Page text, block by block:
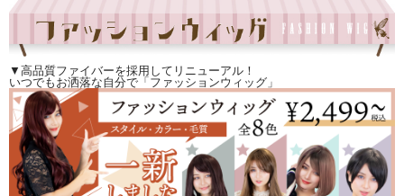
▼高品質ファイバーを採用してリニューアル！
いつでもお洒落な自分で「ファッションウィッグ」